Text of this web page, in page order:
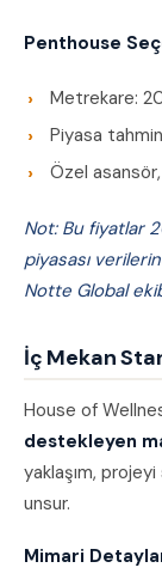
Penthouse
Metrekare:
Piyasa
Özel
Not: Bu fiyatlar
piyasası
Notte Global
İç Mekan
House of
destekleyen
yaklaşım,
unsur.
Mimari